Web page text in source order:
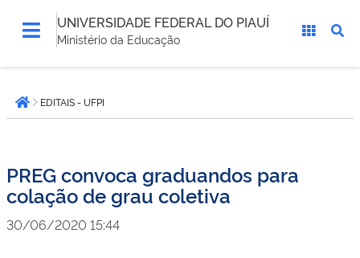
UNIVERSIDADE FEDERAL DO PIAUÍ
Ministério da Educação
está
aqui:Página inicial
EDITAIS - UFPI
PREG convoca graduandos para
colação de grau coletiva
30/06/2020 15:44